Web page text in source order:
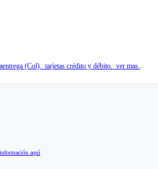
(Col). tarjetas crédito y débito. ver mas..
aquí